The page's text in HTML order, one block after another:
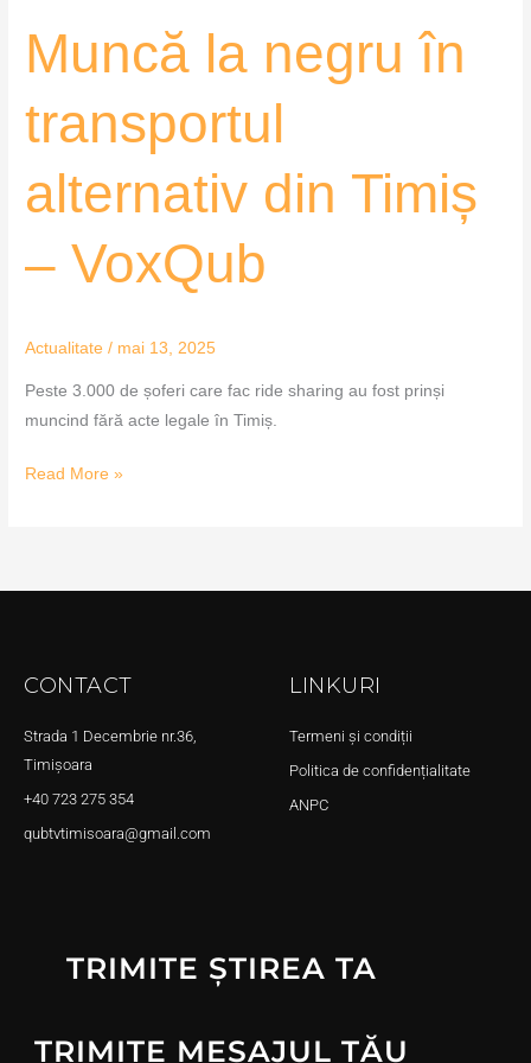
Muncă la negru în
transportul
alternativ din Timiș
– VoxQub
Actualitate / mai 13, 2025
Peste 3.000 de șoferi care fac ride sharing au fost prinși
muncind fără acte legale în Timiș.
Read More »
CONTACT
Strada 1 Decembrie nr.36,
Timișoara
+40 723 275 354
qubtvtimisoara@gmail.com
LINKURI
Termeni și condiții
Politica de confidențialitate
ANPC
TRIMITE ȘTIREA TA
TRIMITE MESAJUL TĂU